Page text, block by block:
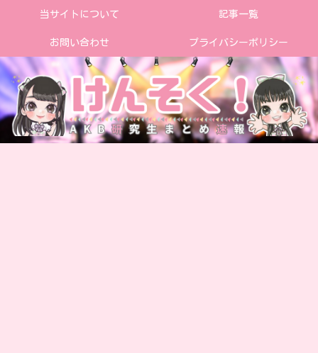
当サイトについて 記事一覧
お問い合わせ プライバシーポリシー